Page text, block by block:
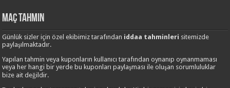
Maç Tahmin
Günlük sizler için özel ekibimiz tarafından iddaa tahminleri sitemizde
paylaşılmaktadır.
Yapılan tahmin veya kuponların kullanıcı tarafından oynanıp oynanmaması
veya her hangi bir yerde bu kuponları paylaşması ile oluşan sorumluluklar
bize ait değildir.